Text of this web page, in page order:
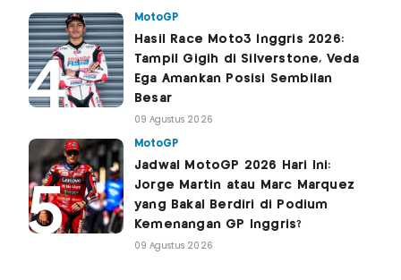
MotoGP
Hasil Race Moto3 Inggris 2026:
Tampil Gigih di Silverstone, Veda
Ega Amankan Posisi Sembilan
Besar
09 Agustus 2026
MotoGP
Jadwal MotoGP 2026 Hari Ini:
Jorge Martin atau Marc Marquez
yang Bakal Berdiri di Podium
Kemenangan GP Inggris?
09 Agustus 2026